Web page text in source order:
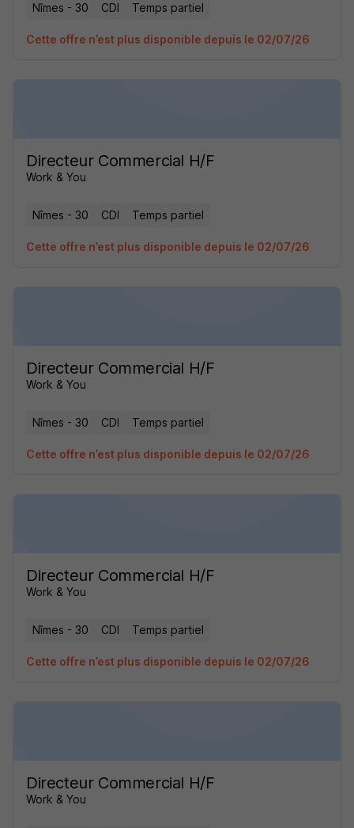
Nîmes - 30 CDI Temps partiel
Cette offre n’est plus disponible depuis le 02/07/26
Directeur Commercial H/F
Work & You
Nîmes - 30 CDI Temps partiel
Cette offre n’est plus disponible depuis le 02/07/26
Directeur Commercial H/F
Work & You
Nîmes - 30 CDI Temps partiel
Cette offre n’est plus disponible depuis le 02/07/26
Directeur Commercial H/F
Work & You
Nîmes - 30 CDI Temps partiel
Cette offre n’est plus disponible depuis le 02/07/26
Directeur Commercial H/F
Work & You